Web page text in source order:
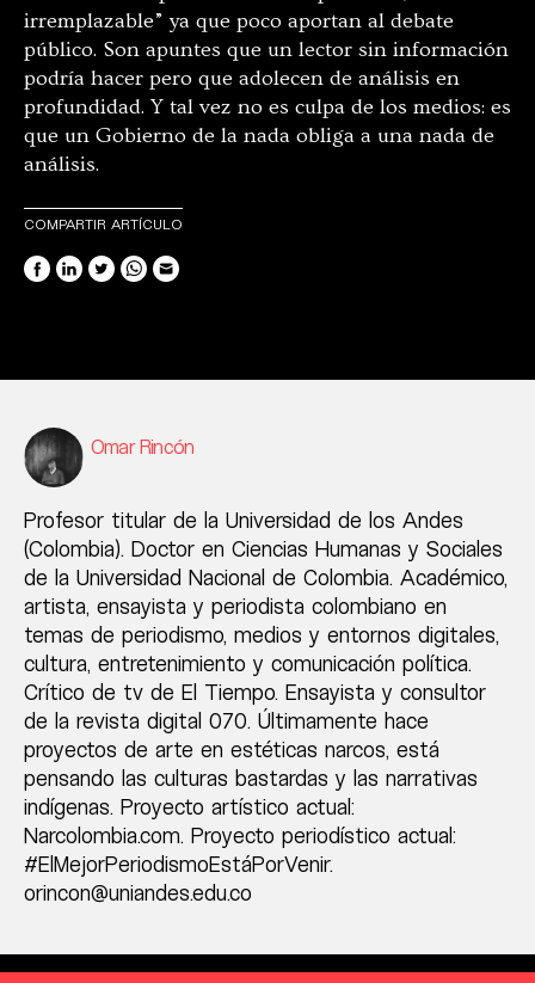
irremplazable” ya que poco aportan al debate
público. Son apuntes que un lector sin información
podría hacer pero que adolecen de análisis en
profundidad. Y tal vez no es culpa de los medios: es
que un Gobierno de la nada obliga a una nada de
análisis.
COMPARTIR ARTÍCULO
Omar Rincón
Profesor titular de la Universidad de los Andes
(Colombia). Doctor en Ciencias Humanas y Sociales
de la Universidad Nacional de Colombia. Académico,
artista, ensayista y periodista colombiano en
temas de periodismo, medios y entornos digitales,
cultura, entretenimiento y comunicación política.
Crítico de tv de El Tiempo. Ensayista y consultor
de la revista digital 070. Últimamente hace
proyectos de arte en estéticas narcos, está
pensando las culturas bastardas y las narrativas
indígenas. Proyecto artístico actual:
Narcolombia.com. Proyecto periodístico actual:
#ElMejorPeriodismoEstáPorVenir.
orincon@uniandes.edu.co